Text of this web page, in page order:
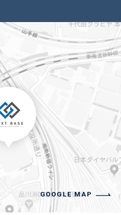
GOOGLE MAP